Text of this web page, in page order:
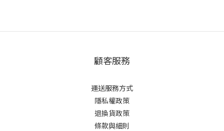
顧客服務
運送服務方式
隱私權政策
退換貨政策
條款與細則